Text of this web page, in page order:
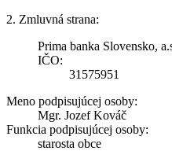
2. Zmluvná strana:
Prima banka Slovensko,
IČO:
31575951
Meno podpisujúcej osoby:
Mgr. Jozef Kováč
Funkcia podpisujúcej osoby:
starosta obce